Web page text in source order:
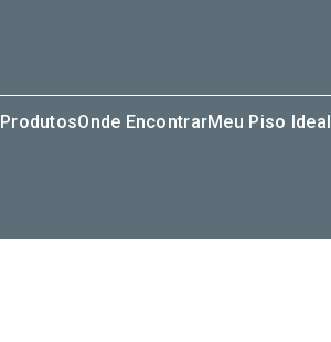
ProdutosOnde EncontrarMeu Piso Ideal